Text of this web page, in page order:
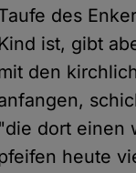
des
Kind ist, gibt
den
"die dort einen
heute